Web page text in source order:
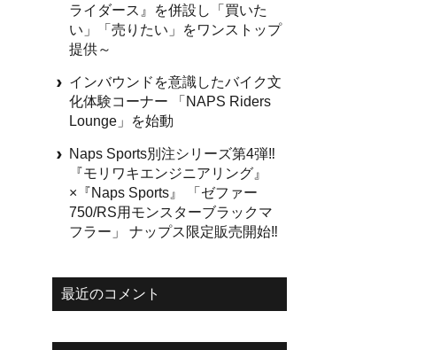
ライダース』を併設し「買いた
い」「売りたい」をワンストップ
提供～
インバウンドを意識したバイク文
化体験コーナー 「NAPS Riders
Lounge」を始動
Naps Sports別注シリーズ第4弾‼
『モリワキエンジニアリング』
×『Naps Sports』 「ゼファー
750/RS用モンスターブラックマ
フラー」 ナップス限定販売開始‼
最近のコメント